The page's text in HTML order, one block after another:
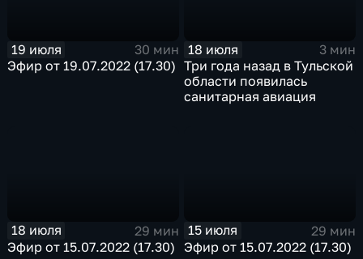
19 июля
30 мин
Эфир от 19.07.2022 (17.30)
18 июля
3 мин
Три года назад в Тульской
области появилась
санитарная авиация
18 июля
29 мин
Эфир от 15.07.2022 (17.30)
15 июля
29 мин
Эфир от 15.07.2022 (17.30)